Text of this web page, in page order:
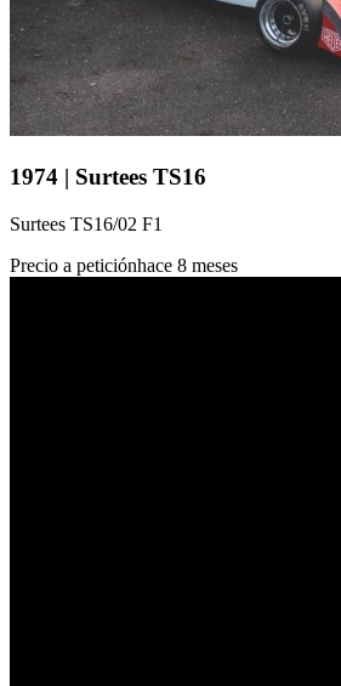
1974 | Surtees TS16
Surtees TS16/02 F1
Precio a peticiónhace 8 meses